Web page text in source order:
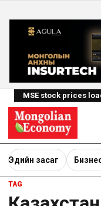
MSE stock prices
Эдийн засаг
TAG